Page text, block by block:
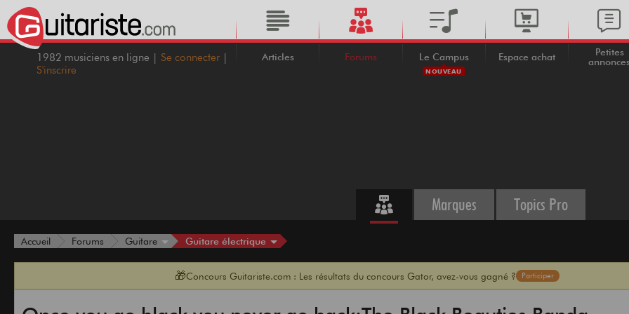
1982 musiciens en ligne | Se connecter |
S'inscrire
Articles Forums Le Campus
NOUVEAU
Espace achat
Petites
Marques Topics Pro
Accueil Forums Guitare Guitare électrique
🎁Concours Guitariste.com : Les résultats du concours Gator, avez-vous gagné ? Participer